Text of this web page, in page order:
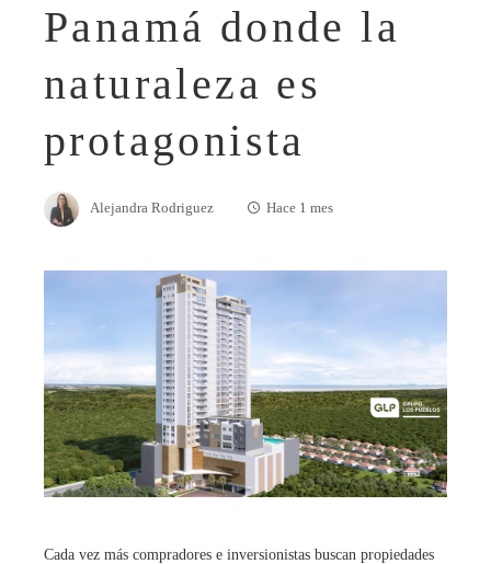
Panamá donde la
naturaleza es
protagonista
Alejandra Rodriguez Hace 1 mes
Cada vez más compradores e inversionistas buscan propiedades